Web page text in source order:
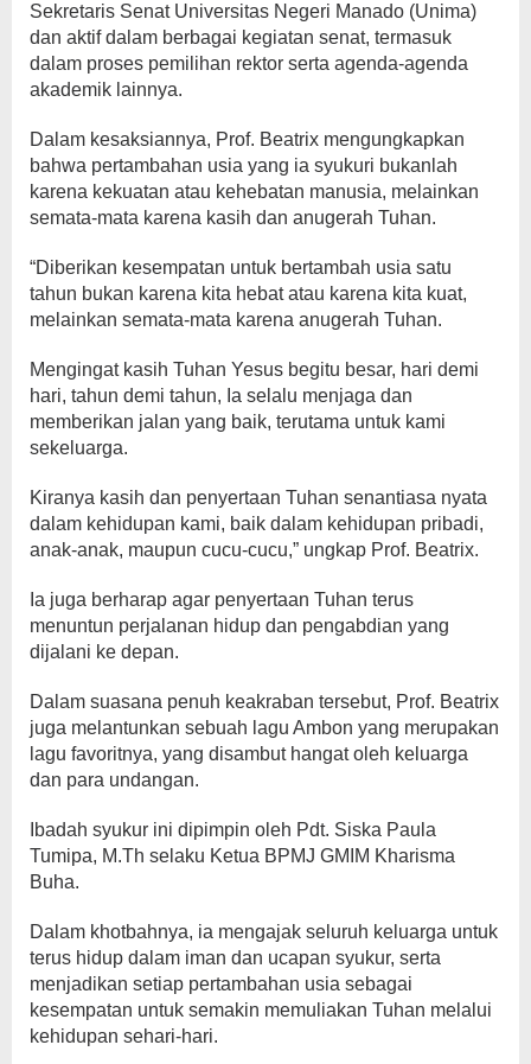
Sekretaris Senat Universitas Negeri Manado (Unima)
dan aktif dalam berbagai kegiatan senat, termasuk
dalam proses pemilihan rektor serta agenda-agenda
akademik lainnya.
Dalam kesaksiannya, Prof. Beatrix mengungkapkan
bahwa pertambahan usia yang ia syukuri bukanlah
karena kekuatan atau kehebatan manusia, melainkan
semata-mata karena kasih dan anugerah Tuhan.
“Diberikan kesempatan untuk bertambah usia satu
tahun bukan karena kita hebat atau karena kita kuat,
melainkan semata-mata karena anugerah Tuhan.
Mengingat kasih Tuhan Yesus begitu besar, hari demi
hari, tahun demi tahun, Ia selalu menjaga dan
memberikan jalan yang baik, terutama untuk kami
sekeluarga.
Kiranya kasih dan penyertaan Tuhan senantiasa nyata
dalam kehidupan kami, baik dalam kehidupan pribadi,
anak-anak, maupun cucu-cucu,” ungkap Prof. Beatrix.
Ia juga berharap agar penyertaan Tuhan terus
menuntun perjalanan hidup dan pengabdian yang
dijalani ke depan.
Dalam suasana penuh keakraban tersebut, Prof. Beatrix
juga melantunkan sebuah lagu Ambon yang merupakan
lagu favoritnya, yang disambut hangat oleh keluarga
dan para undangan.
Ibadah syukur ini dipimpin oleh Pdt. Siska Paula
Tumipa, M.Th selaku Ketua BPMJ GMIM Kharisma
Buha.
Dalam khotbahnya, ia mengajak seluruh keluarga untuk
terus hidup dalam iman dan ucapan syukur, serta
menjadikan setiap pertambahan usia sebagai
kesempatan untuk semakin memuliakan Tuhan melalui
kehidupan sehari-hari.